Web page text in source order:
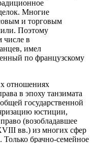
Многие
и торговым
Поэтому
числе в
имел
по французскому
отношениях
в эпоху танзимата
государственной
юстиции,
(возобладавшее
вв.) из многих сфер
брачно-семейное